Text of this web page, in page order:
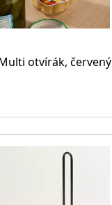
otvírák, červený